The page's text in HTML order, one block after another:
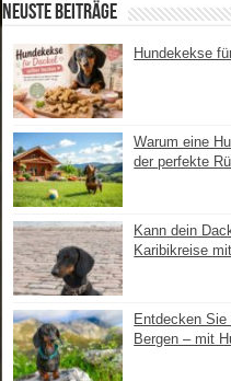
Neuste Beiträge
Hundekekse
Warum eine
der perfekte
Kann dein
Karibikreise
Entdecken
Bergen – mit